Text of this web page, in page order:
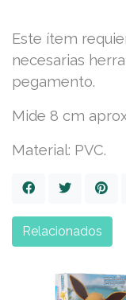
Este ítem
necesarias
pegamento.
Mide 8 cm
Material: PVC.
Relacionados